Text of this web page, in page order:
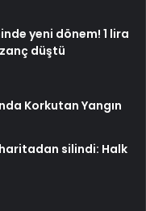
yeni dönem! 1 lira
düştü
Korkutan Yangın
silindi: Halk